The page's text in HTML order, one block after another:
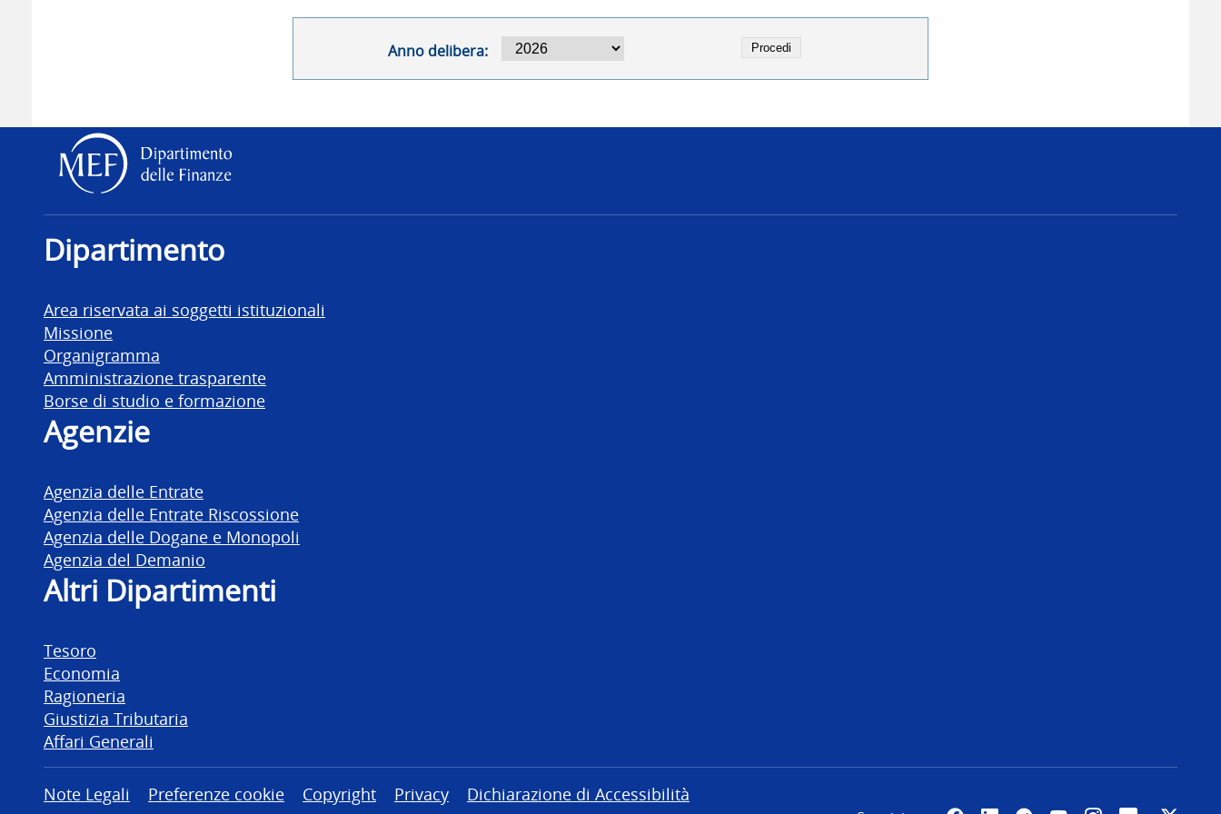
Anno delibera:
Dipartimento delle Finanze
Dipartimento
Area riservata ai soggetti istituzionali
Missione
Organigramma
Amministrazione trasparente
Borse di studio e formazione
Agenzie
Agenzia delle Entrate
Agenzia delle Entrate Riscossione
Agenzia delle Dogane e Monopoli
Agenzia del Demanio
Altri Dipartimenti
Tesoro
Economia
Ragioneria
Giustizia Tributaria
Affari Generali
Altre informazioni
Note Legali Preferenze cookie Copyright Privacy Dichiarazione di Accessibilità